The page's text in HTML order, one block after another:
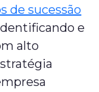
de sucessão
e
alto